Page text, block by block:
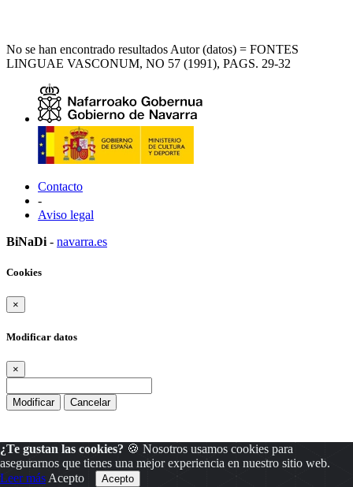
No se han encontrado resultados Autor (datos) = FONTES
LINGUAE VASCONUM, NO 57 (1991), PAGS. 29-32
Contacto
-
Aviso legal
BiNaDi - navarra.es
¿Te gustan las cookies? 🍪 Nosotros usamos cookies para
asegurarnos que tienes una mejor experiencia en nuestro sitio web.
Leer más Acepto
Cookies
×
Modificar datos
×
Modificar Cancelar